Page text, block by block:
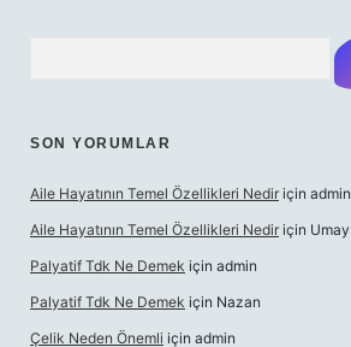
SON YORUMLAR
Aile Hayatının Temel Özellikleri Nedir için admin
Aile Hayatının Temel Özellikleri Nedir için Umay
Palyatif Tdk Ne Demek için admin
Palyatif Tdk Ne Demek için Nazan
Çelik Neden Önemli için admin